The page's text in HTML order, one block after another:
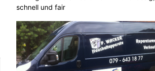
schnell und fair